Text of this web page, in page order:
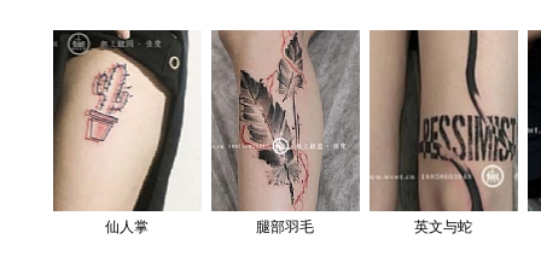
仙人掌 腿部羽毛 英文与蛇